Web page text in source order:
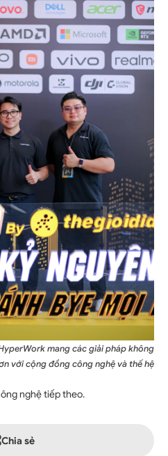
mang các giải pháp không
với cộng đồng công nghệ và thế hệ
nghệ tiếp theo.
Chia sẻ